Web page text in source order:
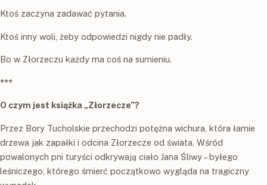
Ktoś zaczyna zadawać pytania.
Ktoś inny woli, żeby odpowiedzi nigdy nie padły.
Bo w Złorzeczu każdy ma coś na sumieniu.
***
O czym jest książka „Złorzecze”?
Przez Bory Tucholskie przechodzi potężna wichura, która łamie
drzewa jak zapałki i odcina Złorzecze od świata. Wśród
powalonych pni turyści odkrywają ciało Jana Śliwy – byłego
leśniczego, którego śmierć początkowo wygląda na tragiczny